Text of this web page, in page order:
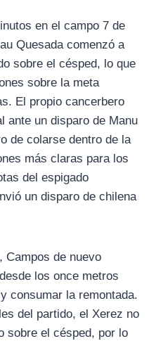
en el campo 7 de
Quesada comenzó a
sobre el césped, lo que
sobre la meta
El propio cancerbero
ante un disparo de Manu
de colarse dentro de la
más claras para los
del espigado
un disparo de chilena
Campos de nuevo
los once metros
consumar la remontada.
del partido, el Xerez no
sobre el césped, por lo